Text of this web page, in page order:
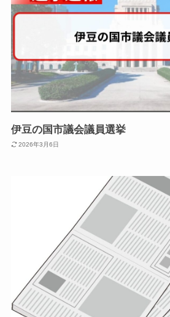
伊豆の国市議会議員選挙
2026年3月6日